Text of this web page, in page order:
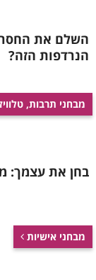
השלם את
הנרדפות הזה?
מבחני תרבות,
בחן את עצמך:
מבחני אישיות